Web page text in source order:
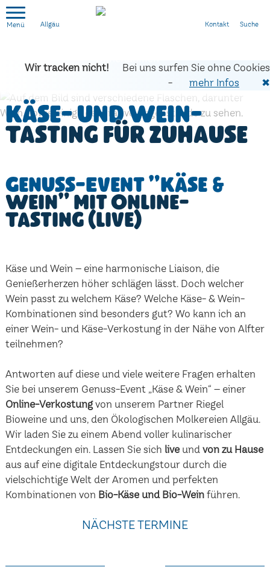
Allgäu
Wir tracken nicht!
Bei uns surfen Sie ohne Cookies
-
mehr Infos ✖
Käse- und Wein-
Tasting für zuhause
Genuss-Event "Käse &
Wein" mit Online-
Tasting (live)
Käse und Wein – eine harmonische Liaison, die
Genießerherzen höher schlägen lässt. Doch welcher
Wein passt zu welchem Käse? Welche Käse- & Wein-
Kombinationen sind besonders gut? Wo kann ich an
einer Wein- und Käse-Verkostung in der Nähe von Alfter
teilnehmen?
Antworten auf diese und viele weitere Fragen erhalten
Sie bei unserem Genuss-Event „Käse & Wein“ – einer
Online-Verkostungvon unserem Partner Riegel
Bioweine und uns, den Ökologischen Molkereien Allgäu.
Wir laden Sie zu einem Abend voller kulinarischer
Entdeckungen ein. Lassen Sie sich live und von zu Hause
aus auf eine digitale Entdeckungstour durch die
vielschichtige Welt der Aromen und perfekten
Kombinationen von Bio-Käse und Bio-Weinführen.
NÄCHSTE TERMINE